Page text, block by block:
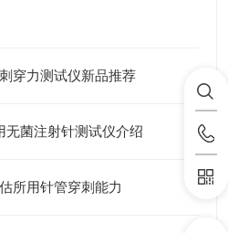
穿力测试仪新品推荐
无菌注射针测试仪介绍
所用针管穿刺能力